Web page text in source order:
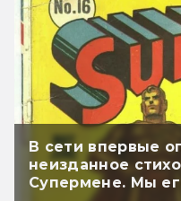
В сети впервые
неизданное
Супермене. Мы